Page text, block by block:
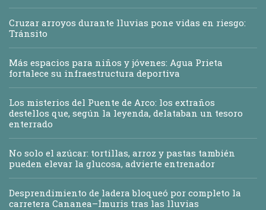
Cruzar arroyos durante lluvias pone vidas en riesgo:
Tránsito
Más espacios para niños y jóvenes: Agua Prieta
fortalece su infraestructura deportiva
Los misterios del Puente de Arco: los extraños
destellos que, según la leyenda, delataban un tesoro
enterrado
No solo el azúcar: tortillas, arroz y pastas también
pueden elevar la glucosa, advierte entrenador
Desprendimiento de ladera bloqueó por completo la
carretera Cananea–Ímuris tras las lluvias